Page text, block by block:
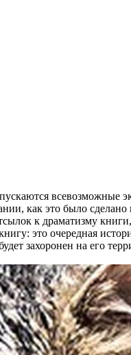
всевозможные
как это было
к драматизму
это очередная
захоронен на его